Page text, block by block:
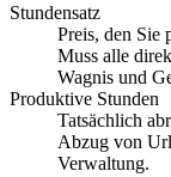
Stundensatz
Preis, den Sie
Muss alle
Wagnis und
Produktive Stunden
Tatsächlich
Abzug von
Verwaltung.